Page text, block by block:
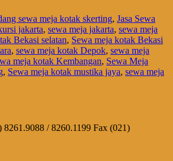
sewa meja kotak skerting, Jasa Sewa
jakarta, sewa meja jakarta, sewa meja
Bekasi selatan, Sewa meja kotak Bekasi
, sewa meja kotak Depok, sewa meja
meja kotak Kembangan, Sewa Meja
, Sewa meja kotak mustika jaya, sewa meja
/ 8260.1199 Fax (021)